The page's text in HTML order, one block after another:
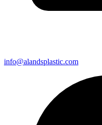
info@alandsplastic.com